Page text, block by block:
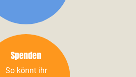
Spenden
So könnt ihr